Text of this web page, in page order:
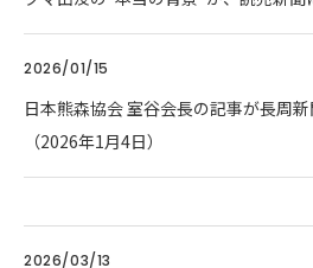
2026/01/15
日本熊森協会 室谷会長の記事が長周
（2026年1月4日）
2026/03/13